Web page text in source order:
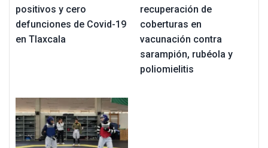
positivos y cero
defunciones de Covid-19
en Tlaxcala
recuperación de
coberturas en
vacunación contra
sarampión, rubéola y
poliomielitis